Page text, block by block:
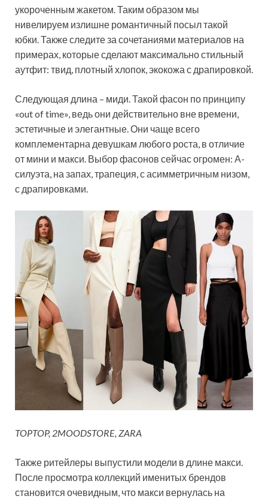
укороченным жакетом. Таким образом мы
нивелируем излишне романтичный посыл такой
юбки. Также следите за сочетаниями материалов на
примерах, которые сделают максимально стильный
аутфит: твид, плотный хлопок, экокожа с драпировкой.
Следующая длина – миди. Такой фасон по принципу
«out of time», ведь они действительно вне времени,
эстетичные и элегантные. Они чаще всего
комплементарна девушкам любого роста, в отличие
от мини и макси. Выбор фасонов сейчас огромен: А-
силуэта, на запах, трапеция, с асимметричным низом,
с драпировками.
TOPTOP, 2MOODSTORE, ZARA
Также ритейлеры выпустили модели в длине макси.
После просмотра коллекций именитых брендов
становится очевидным, что макси вернулась на